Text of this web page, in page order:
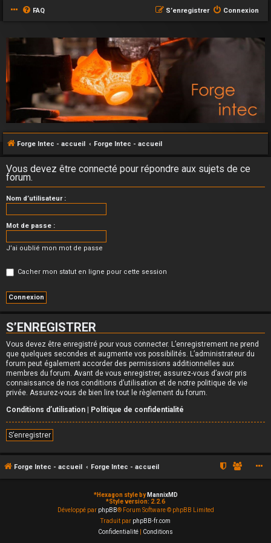
FAQ Connexion
S’enregistrer
Forge Intec - accueil Forge Intec - accueil
Vous devez être connecté pour répondre aux sujets de ce
forum.
Nom d’utilisateur :
Mot de passe :
J’ai oublié mon mot de passe
Cacher mon statut en ligne pour cette session
S’ENREGISTRER
Vous devez être enregistré pour vous connecter. L’enregistrement ne prend
que quelques secondes et augmente vos possibilités. L’administrateur du
forum peut également accorder des permissions additionnelles aux
membres du forum. Avant de vous enregistrer, assurez-vous d’avoir pris
connaissance de nos conditions d’utilisation et de notre politique de vie
privée. Assurez-vous de bien lire tout le règlement du forum.
Conditions d’utilisation
Politique de confidentialité
S’enregistrer
Forge Intec - accueil Forge Intec - accueil
*Hexagon style by MannixMD
*Style version: 2.2.6
Développé par phpBB® Forum Software © phpBB Limited
Traduit par phpBB-fr.com
Confidentialité
Conditions